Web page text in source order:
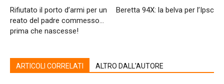
Rifiutato il porto d’armi per un
reato del padre commesso…
prima che nascesse!
Beretta 94X: la belva per l’Ipsc
ARTICOLI CORRELATI ALTRO DALL'AUTORE